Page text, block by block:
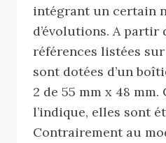
intégrant un certain
d’évolutions. A partir
références listées sur
sont dotées d’un
2 de 55 mm x 48
l’indique, elles sont
Contrairement au